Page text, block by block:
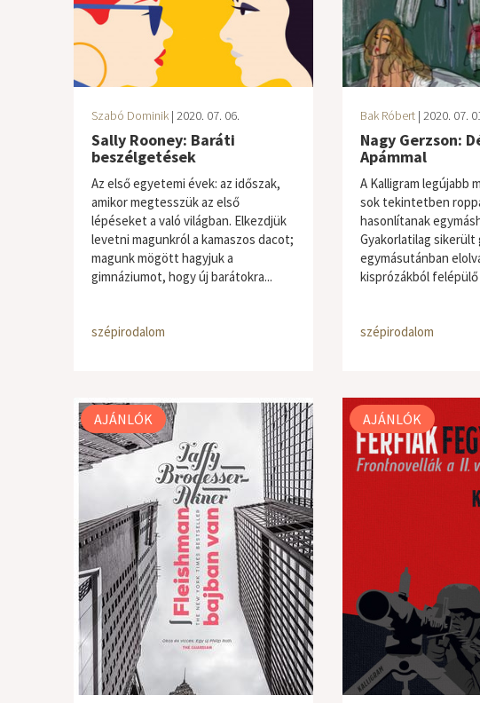
Szabó Dominik| 2020. 07. 06.
Sally Rooney: Baráti
beszélgetések
Az első egyetemi évek: az időszak,
amikor megtesszük az első
lépéseket a való világban. Elkezdjük
levetni magunkról a kamaszos dacot;
magunk mögött hagyjuk a
gimnáziumot, hogy új barátokra...
szépirodalom
Bak Róbert| 2020. 07.
Nagy Gerzson:
Apámmal
A Kalligram legújabb
sok tekintetben
hasonlítanak
Gyakorlatilag sikerült
egymásutánban
kisprózákból
szépirodalom
AJÁNLÓK AJÁNLÓK